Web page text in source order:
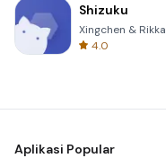
Shizuku
Xingchen & Rikka
4.0
Aplikasi Popular